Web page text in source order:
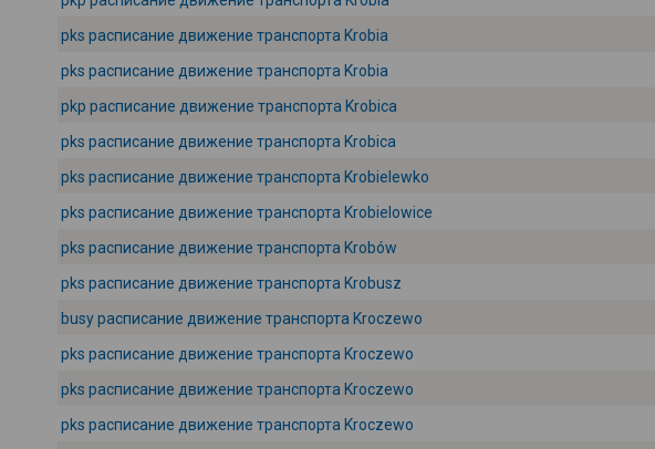
pks расписание движение транспорта Krobia
pks расписание движение транспорта Krobia
pkp расписание движение транспорта Krobica
pks расписание движение транспорта Krobica
pks расписание движение транспорта Krobielewko
pks расписание движение транспорта Krobielowice
pks расписание движение транспорта Krobów
pks расписание движение транспорта Krobusz
busy расписание движение транспорта Kroczewo
pks расписание движение транспорта Kroczewo
pks расписание движение транспорта Kroczewo
pks расписание движение транспорта Kroczewo